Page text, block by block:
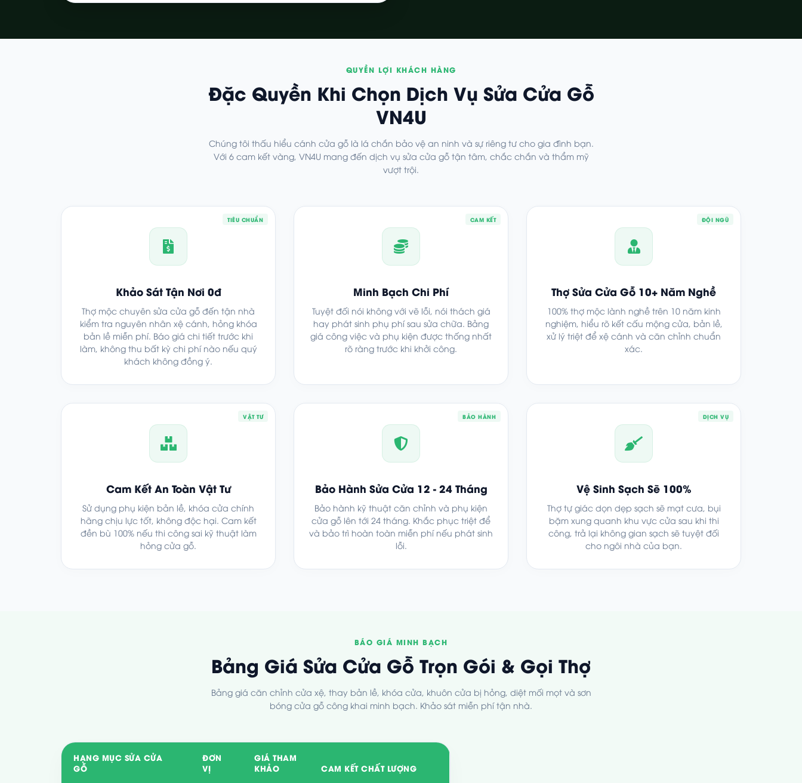
QUYỀN LỢI KHÁCH HÀNG
Đặc Quyền Khi Chọn Dịch Vụ Sửa Cửa Gỗ
VN4U
Chúng tôi thấu hiểu cánh cửa gỗ là lá chắn bảo vệ an ninh và sự riêng tư cho gia đình bạn.
Với 6 cam kết vàng, VN4U mang đến dịch vụ sửa cửa gỗ tận tâm, chắc chắn và thẩm mỹ
vượt trội.
TIÊU CHUẨN
Khảo Sát Tận Nơi 0đ
Thợ mộc chuyên sửa cửa gỗ đến tận nhà
kiểm tra nguyên nhân xệ cánh, hỏng khóa
bản lề miễn phí. Báo giá chi tiết trước khi
làm, không thu bất kỳ chi phí nào nếu quý
khách không đồng ý.
CAM KẾT
Minh Bạch Chi Phí
Tuyệt đối nói không với vẽ lỗi, nói thách giá
hay phát sinh phụ phí sau sửa chữa. Bảng
giá công việc và phụ kiện được thống nhất
rõ ràng trước khi khởi công.
ĐỘI NGŨ
Thợ Sửa Cửa Gỗ 10+ Năm Nghề
100% thợ mộc lành nghề trên 10 năm kinh
nghiệm, hiểu rõ kết cấu mộng cửa, bản lề,
xử lý triệt để xệ cánh và căn chỉnh chuẩn
xác.
VẬT TƯ
Cam Kết An Toàn Vật Tư
Sử dụng phụ kiện bản lề, khóa cửa chính
hãng chịu lực tốt, không độc hại. Cam kết
đền bù 100% nếu thi công sai kỹ thuật làm
hỏng cửa gỗ.
BẢO HÀNH
Bảo Hành Sửa Cửa 12 - 24 Tháng
Bảo hành kỹ thuật căn chỉnh và phụ kiện
cửa gỗ lên tới 24 tháng. Khắc phục triệt để
và bảo trì hoàn toàn miễn phí nếu phát sinh
lỗi.
DỊCH VỤ
Vệ Sinh Sạch Sẽ 100%
Thợ tự giác dọn dẹp sạch sẽ mạt cưa, bụi
bặm xung quanh khu vực cửa sau khi thi
công, trả lại không gian sạch sẽ tuyệt đối
cho ngôi nhà của bạn.
BÁO GIÁ MINH BẠCH
Bảng Giá Sửa Cửa Gỗ Trọn Gói & Gọi Thợ
Bảng giá căn chỉnh cửa xệ, thay bản lề, khóa cửa, khuôn cửa bị hỏng, diệt mối mọt và sơn
bóng cửa gỗ công khai minh bạch. Khảo sát miễn phí tận nhà.
HẠNG MỤC SỬA CỬA
GỖ
ĐƠN
VỊ
GIÁ THAM
KHẢO
CAM KẾT CHẤT LƯỢNG